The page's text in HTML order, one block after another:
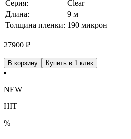
Серия:
Clear
Длина:
9 м
Толщина пленки: 190 микрон
27900 ₽
В корзину Купить в 1 клик
NEW
HIT
%